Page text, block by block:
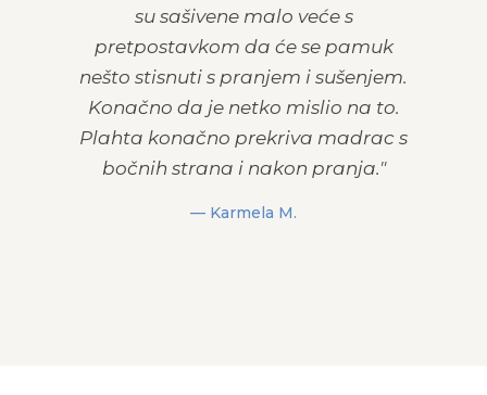
su sašivene malo veće s
pretpostavkom da će se pamuk
nešto stisnuti s pranjem i sušenjem.
Konačno da je netko mislio na to.
Plahta konačno prekriva madrac s
bočnih strana i nakon pranja."
— Karmela M.